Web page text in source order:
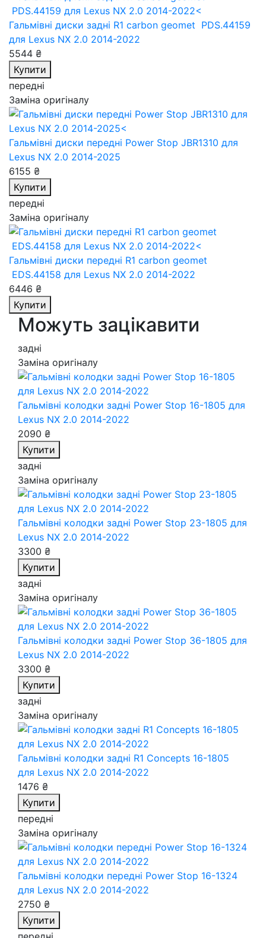
Гальмівні диски задні R1 carbon geomet PDS.44159
для Lexus NX 2.0 2014-2022
5544 ₴
Купити
передні
Заміна оригіналу
Гальмівні диски передні Power Stop JBR1310 для
Lexus NX 2.0 2014-2025
6155 ₴
Купити
передні
Заміна оригіналу
Гальмівні диски передні R1 carbon geomet
EDS.44158 для Lexus NX 2.0 2014-2022
6446 ₴
Купити
Можуть зацікавити
задні
Заміна оригіналу
Гальмівні колодки задні Power Stop 16-1805 для
Lexus NX 2.0 2014-2022
2090 ₴
Купити
задні
Заміна оригіналу
Гальмівні колодки задні Power Stop 23-1805 для
Lexus NX 2.0 2014-2022
3300 ₴
Купити
задні
Заміна оригіналу
Гальмівні колодки задні Power Stop 36-1805 для
Lexus NX 2.0 2014-2022
3300 ₴
Купити
задні
Заміна оригіналу
Гальмівні колодки задні R1 Concepts 16-1805
для Lexus NX 2.0 2014-2022
1476 ₴
Купити
передні
Заміна оригіналу
Гальмівні колодки передні Power Stop 16-1324
для Lexus NX 2.0 2014-2022
2750 ₴
Купити